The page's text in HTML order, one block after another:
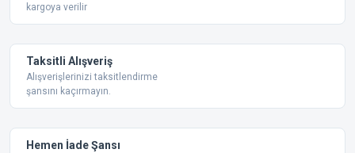
kargoya verilir
Taksitli Alışveriş
Alışverişlerinizi taksitlendirme
şansını kaçırmayın.
Hemen İade Şansı